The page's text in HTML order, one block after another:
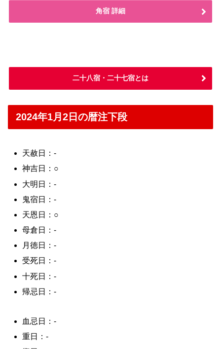
角宿 詳細
二十八宿・二十七宿とは
2024年1月2日の暦注下段
天赦日：-
神吉日：○
大明日：-
鬼宿日：-
天恩日：○
母倉日：-
月徳日：-
受死日：-
十死日：-
帰忌日：-
血忌日：-
重日：-